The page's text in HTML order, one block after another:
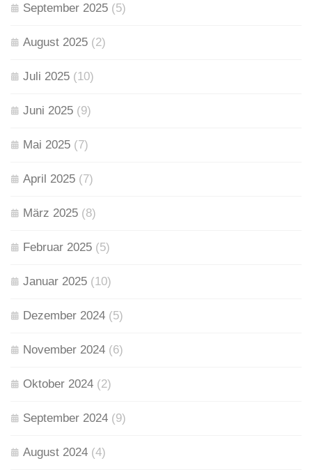
September 2025 (5)
August 2025 (2)
Juli 2025 (10)
Juni 2025 (9)
Mai 2025 (7)
April 2025 (7)
März 2025 (8)
Februar 2025 (5)
Januar 2025 (10)
Dezember 2024 (5)
November 2024 (6)
Oktober 2024 (2)
September 2024 (9)
August 2024 (4)